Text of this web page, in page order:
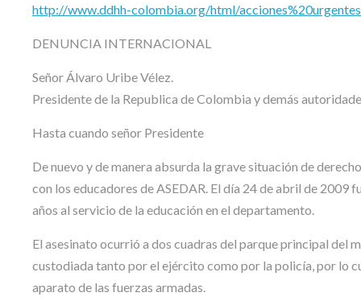
http://www.ddhh-colombia.org/html/
DENUNCIA INTERNACIONAL
Señor Álvaro Uribe Vélez.
Presidente de la Republica de Colombia y demás
Hasta cuando señor Presidente
De nuevo y de manera absurda la grave situación de
con los educadores de ASEDAR. El día 24 de abril de
años al servicio de la educación en el departamento.
El asesinato ocurrió a dos cuadras del parque principal del
custodiada tanto por el ejército como por la policía, por lo
aparato de las fuerzas armadas.